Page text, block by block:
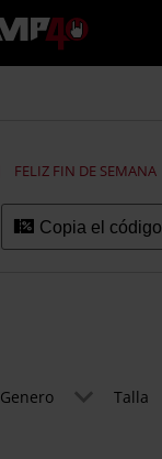
EMP
-
Música,
Merch
Ropa
Alternativa
FELIZ FIN DE SEMANA
Copia el código
Genero Talla